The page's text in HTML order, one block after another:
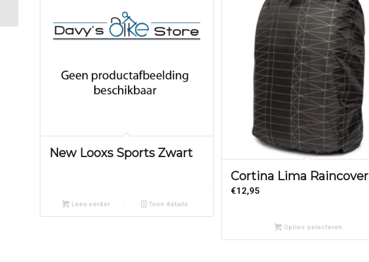
New Looxs Sports Zwart
Lees verder Toon details
Cortina Lima Raincover
€12,95
Opties selecteren